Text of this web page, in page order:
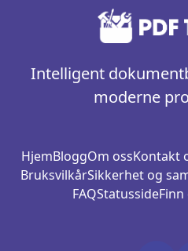
Intelligent
moderne
HjemBloggOm ossKontakt
BruksvilkårSikkerhet og
FAQStatussideFinn